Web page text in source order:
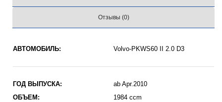
Отзывы (0)
АВТОМОБИЛЬ: Volvo-PKWS60 II 2.0 D3
ГОД ВЫПУСКА:
ab Apr.2010
ОБЪЕМ:
1984 ccm